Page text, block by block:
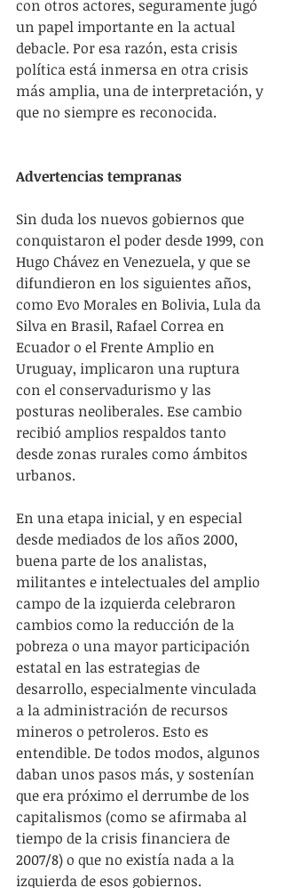
con otros actores, seguramente jugó
un papel importante en la actual
debacle. Por esa razón, esta crisis
política está inmersa en otra crisis
más amplia, una de interpretación, y
que no siempre es reconocida.
Advertencias tempranas
Sin duda los nuevos gobiernos que
conquistaron el poder desde 1999, con
Hugo Chávez en Venezuela, y que se
difundieron en los siguientes años,
como Evo Morales en Bolivia, Lula da
Silva en Brasil, Rafael Correa en
Ecuador o el Frente Amplio en
Uruguay, implicaron una ruptura
con el conservadurismo y las
posturas neoliberales. Ese cambio
recibió amplios respaldos tanto
desde zonas rurales como ámbitos
urbanos.
En una etapa inicial, y en especial
desde mediados de los años 2000,
buena parte de los analistas,
militantes e intelectuales del amplio
campo de la izquierda celebraron
cambios como la reducción de la
pobreza o una mayor participación
estatal en las estrategias de
desarrollo, especialmente vinculada
a la administración de recursos
mineros o petroleros. Esto es
entendible. De todos modos, algunos
daban unos pasos más, y sostenían
que era próximo el derrumbe de los
capitalismos (como se afirmaba al
tiempo de la crisis financiera de
2007/8) o que no existía nada a la
izquierda de esos gobiernos.